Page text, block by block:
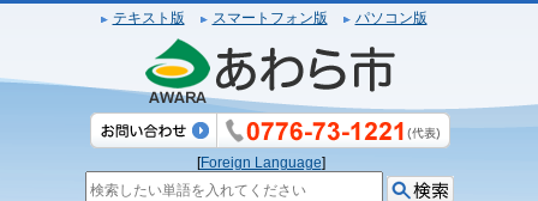
テキスト版 スマートフォン版 パソコン版
[Foreign Language]